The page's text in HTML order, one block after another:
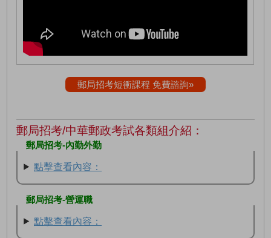
郵局招考短衝課程 免費諮詢»
郵局招考/中華郵政考試各類組介紹：
郵局招考-內勤外勤
點擊查看內容：
郵局招考-營運職
點擊查看內容：